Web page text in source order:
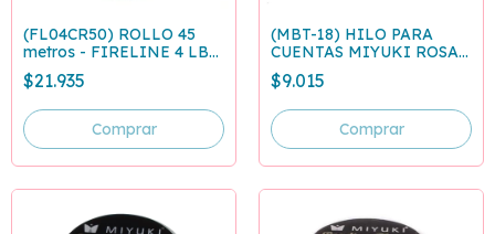
(FL04CR50) ROLLO 45
metros - FIRELINE 4 LB
CRISTAL - 0,12 mm
$21.935
(MBT-18) HILO PARA
CUENTAS MIYUKI ROSA -
ROLLO 50 METROS
$9.015